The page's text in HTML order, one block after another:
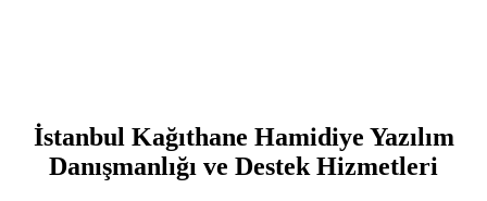
İstanbul Kağıthane Hamidiye Yazılım
Danışmanlığı ve Destek Hizmetleri